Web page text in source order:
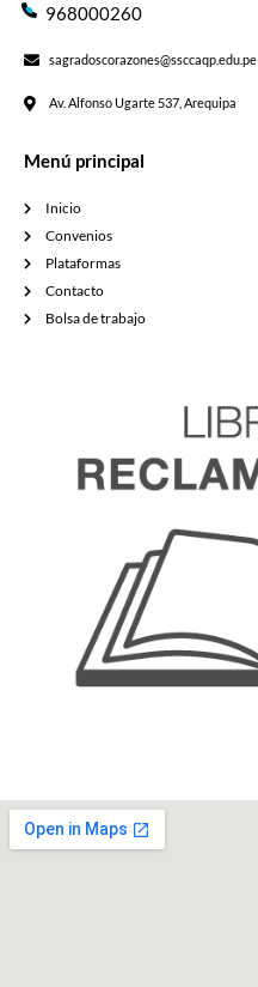
968000260
sagradoscorazones@ssccaqp.edu.pe
Av. Alfonso Ugarte 537, Arequipa
Menú principal
Inicio
Convenios
Plataformas
Contacto
Bolsa de trabajo